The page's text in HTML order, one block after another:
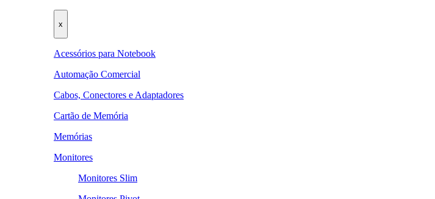
x
Acessórios para Notebook
Automação Comercial
Cabos, Conectores e Adaptadores
Cartão de Memória
Memórias
Monitores
Monitores Slim